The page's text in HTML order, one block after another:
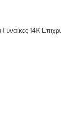
Γυναίκες 14K